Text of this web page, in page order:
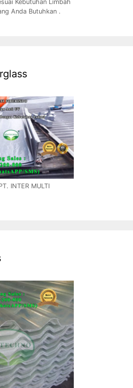
Kebutuhan Limbah
Anda Butuhkan .
INTER MULTI